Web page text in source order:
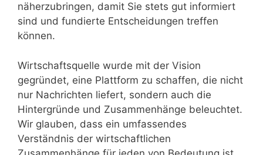
näherzubringen, damit Sie stets gut informiert
sind und fundierte Entscheidungen treffen
können.
Wirtschaftsquelle wurde mit der Vision
gegründet, eine Plattform zu schaffen, die nicht
nur Nachrichten liefert, sondern auch die
Hintergründe und Zusammenhänge beleuchtet.
Wir glauben, dass ein umfassendes
Verständnis der wirtschaftlichen